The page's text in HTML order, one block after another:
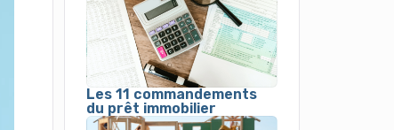
Les 11 commandements
du prêt immobilier